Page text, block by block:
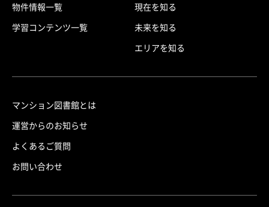
物件情報一覧
学習コンテンツ一覧
現在を知る
未来を知る
エリアを知る
マンション図書館とは
運営からのお知らせ
よくあるご質問
お問い合わせ